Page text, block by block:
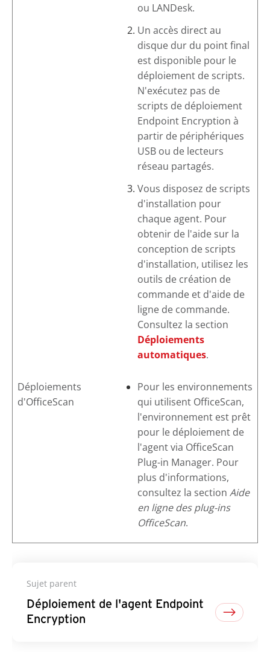
ou LANDesk.
Un accès direct au
disque dur du point final
est disponible pour le
déploiement de scripts.
N'exécutez pas de
scripts de déploiement
Endpoint Encryption à
partir de périphériques
USB ou de lecteurs
réseau partagés.
Vous disposez de scripts
d'installation pour
chaque agent. Pour
obtenir de l'aide sur la
conception de scripts
d'installation, utilisez les
outils de création de
commande et d'aide de
ligne de commande.
Consultez la section
Déploiements
automatiques.
Déploiements
d'OfficeScan
Pour les environnements
qui utilisent OfficeScan,
l'environnement est prêt
pour le déploiement de
l'agent via OfficeScan
Plug-in Manager. Pour
plus d'informations,
consultez la section Aide
en ligne des plug-ins
OfficeScan.
Sujet parent
Déploiement de l'agent Endpoint
Encryption